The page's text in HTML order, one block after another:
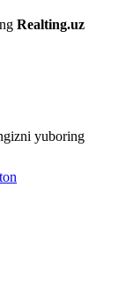
Realting.uz
yuboring